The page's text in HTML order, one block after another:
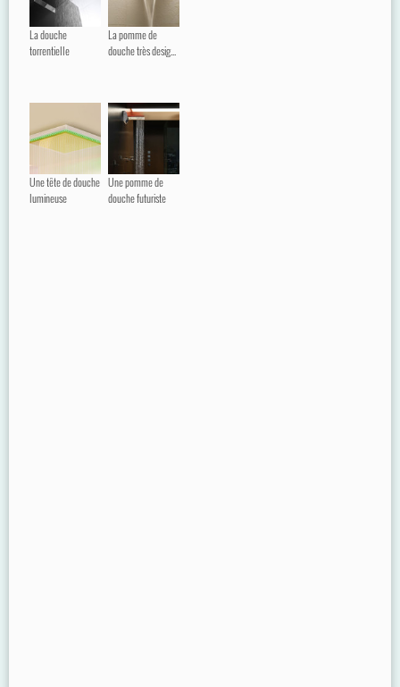
La douche
torrentielle
La pomme de
douche très desig...
Une tête de douche
lumineuse
Une pomme de
douche futuriste